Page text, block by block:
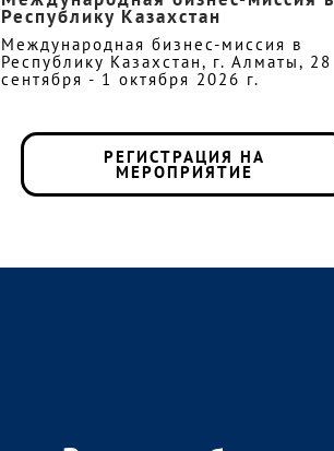
Республику Казахстан
Международная бизнес-миссия в
Республику Казахстан, г. Алматы, 28
сентября - 1 октября 2026 г.
РЕГИСТРАЦИЯ НА
МЕРОПРИЯТИЕ